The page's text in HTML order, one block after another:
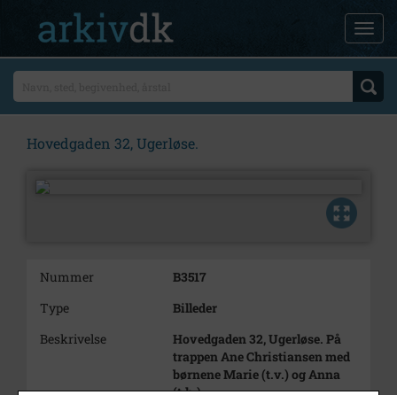
Hovedgaden 32, Ugerløse.
Nummer
B3517
Type
Billeder
Beskrivelse
Hovedgaden 32, Ugerløse. På
trappen Ane Christiansen med
børnene Marie (t.v.) og Anna